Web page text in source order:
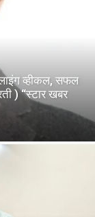
व्हीकल, सफल
) “स्टार खबर